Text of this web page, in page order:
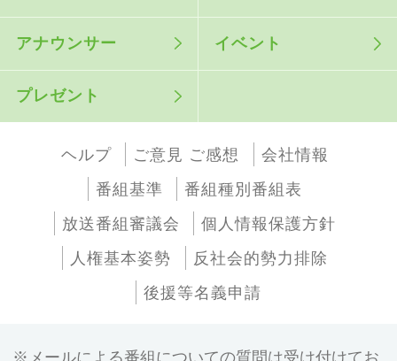
アナウンサー イベント
プレゼント
ヘルプ ご意見 ご感想
会社情報
番組基準
番組種別番組表
放送番組審議会
個人情報保護方針
人権基本姿勢
反社会的勢力排除
後援等名義申請
メールによる番組についての質問は受け付けてお